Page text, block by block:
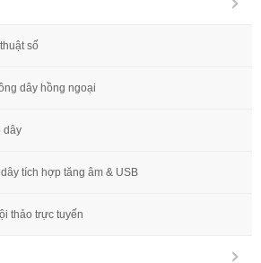
số
dây hồng ngoại
dây
tích hợp tăng âm & USB
thảo trực tuyến